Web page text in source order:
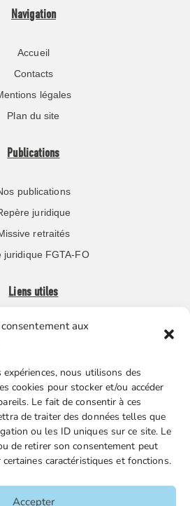
aux
nous utilisons des
cookies pour stocker et/ou accéder
Le fait de consentir à ces
de traiter des données telles que
ou les ID uniques sur ce site. Le
de retirer son consentement peut
caractéristiques et fonctions.
Accepter
Navigation
Accueil
Contacts
légales
Plan du site
Publications
publications
juridique
retraités
juridique FGTA-FO
Liens utiles
en ligne
partenaires
des cookies
Victor Hugo – 92170 Vanves / 01 86